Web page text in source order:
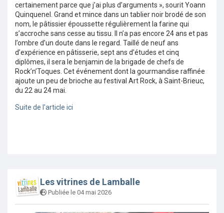
certainement parce que j’ai plus d’arguments », sourit Yoann
Quinquenel. Grand et mince dans un tablier noir brodé de son
nom, le pâtissier époussette régulièrement la farine qui
s’accroche sans cesse au tissu. Il n’a pas encore 24 ans et pas
l’ombre d’un doute dans le regard. Taillé de neuf ans
d’expérience en pâtisserie, sept ans d’études et cinq
diplômes, il sera le benjamin de la brigade de chefs de
Rock’n’Toques. Cet événement dont la gourmandise raffinée
ajoute un peu de brioche au festival Art Rock, à Saint-Brieuc,
du 22 au 24 mai.
Suite de l'article ici
Les vitrines de Lamballe
Publiée le 04 mai 2026